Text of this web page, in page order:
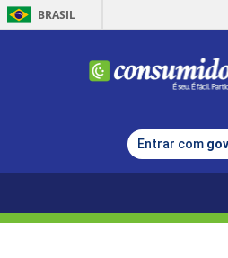
BRASIL
Entrar com